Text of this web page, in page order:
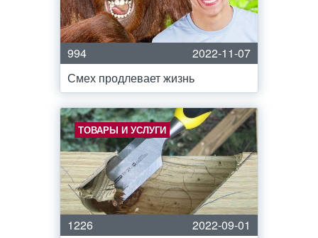
994
2022-11-07
Смех продлевает жизнь
ТОВАРЫ И УСЛУГИ
1226
2022-09-01